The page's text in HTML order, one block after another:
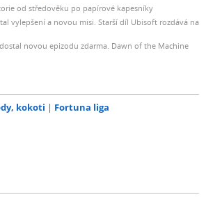
od středověku po papírové kapesníky
vylepšení a novou misi. Starší díl Ubisoft rozdává na
novou epizodu zdarma. Dawn of the Machine
kokoti Fortuna liga